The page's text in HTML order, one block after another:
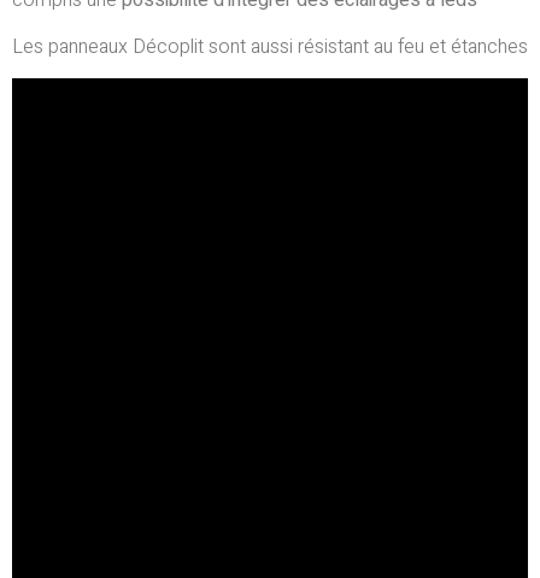
Les panneaux Décoplit sont aussi résistant au feu et étanches